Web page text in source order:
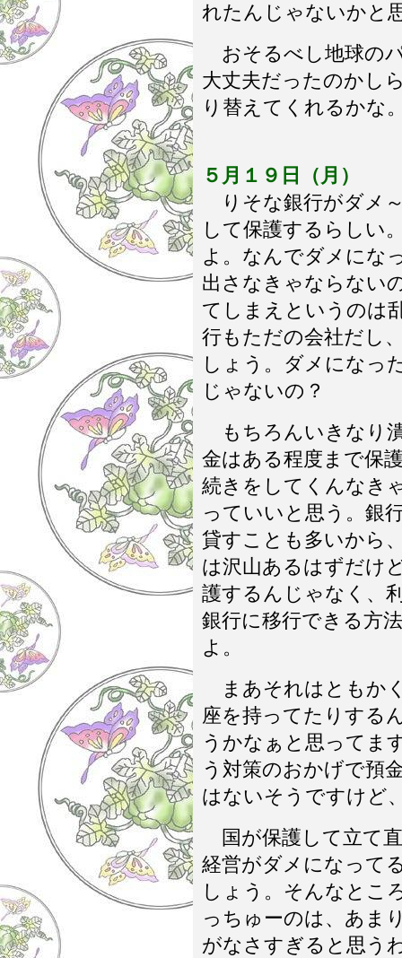
れたんじゃないかと
おそるべし地球の
大丈夫だったのかし
り替えてくれるかな
５月１９日（月）
りそな銀行がダメ
して保護するらしい
よ。なんでダメにな
出さなきゃならない
てしまえというのは
行もただの会社だし
しょう。ダメになっ
じゃないの？
もちろんいきなり
金はある程度まで保
続きをしてくんなき
っていいと思う。銀
貸すことも多いから
は沢山あるはずだけ
護するんじゃなく、
銀行に移行できる方
よ。
まあそれはともか
座を持ってたりする
うかなぁと思ってま
う対策のおかげで預
はないそうですけど
国が保護して立て
経営がダメになって
しょう。そんなとこ
っちゅーのは、あま
がなさすぎると思う